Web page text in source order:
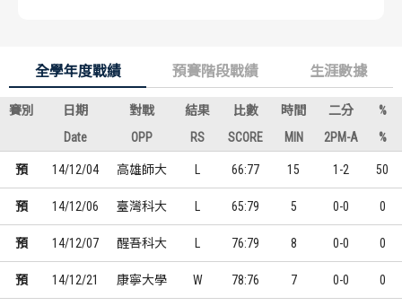
全學年度戰績 預賽階段戰績 生涯數據
賽別 日期 對戰 結果 比數 時間 二分
%
Date
OPP RS SCORE MIN 2PM-A %
預 14/12/04 高雄師大 L 66:77 15 1-2 50
預 14/12/06 臺灣科大 L 65:79 5 0-0 0
預 14/12/07 醒吾科大 L 76:79 8 0-0 0
預 14/12/21 康寧大學 W 78:76 7 0-0 0